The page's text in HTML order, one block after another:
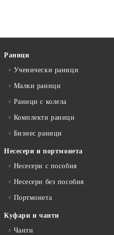
Раници
Ученически раници
Малки раници
Раници с колела
Комплекти раници
Бизнес раници
Несесери и портмонета
Несесери с пособия
Несесери без пособия
Портмонета
Куфари и чанти
Чанти